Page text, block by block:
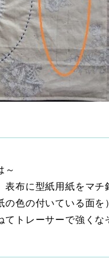
～
布に型紙用紙をマチ
の色の付いている面を
てトレーサーで強くな